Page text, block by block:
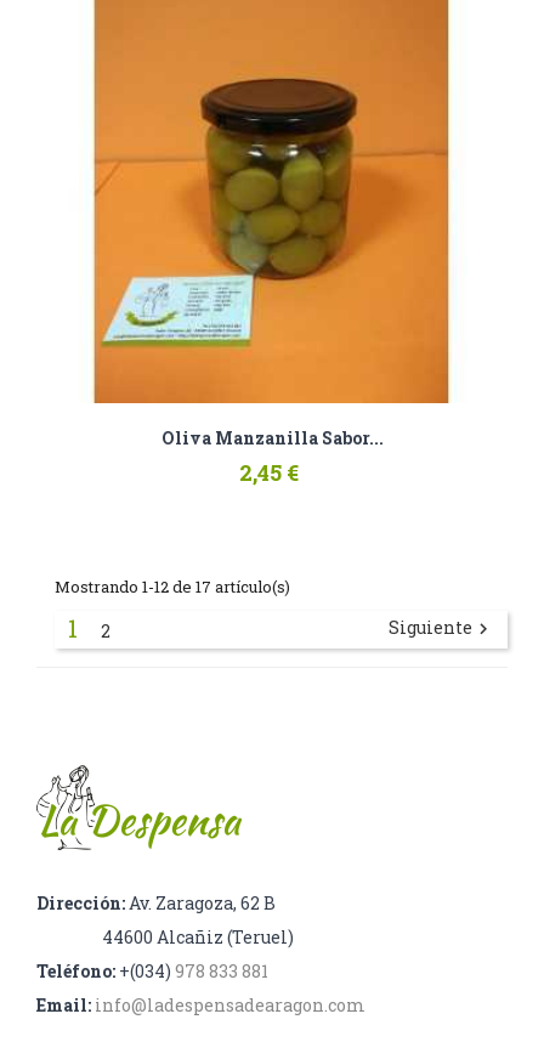
Oliva Manzanilla Sabor...
2,45 €
Mostrando 1-12 de 17 artículo(s)
1 2 Siguiente 
Dirección:Av. Zaragoza, 62 B
44600 Alcañiz (Teruel)
Teléfono: +(034) 978 833 881
Email: info@ladespensadearagon.com